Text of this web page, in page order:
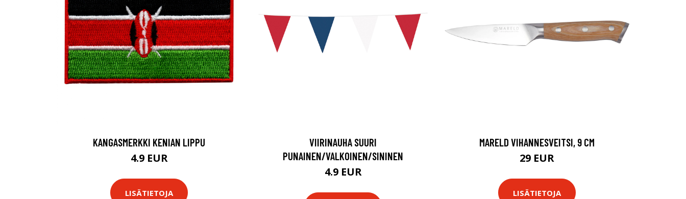
KANGASMERKKI KENIAN LIPPU
4.9 EUR
LISÄTIETOJA
VIIRINAUHA SUURI
PUNAINEN/VALKOINEN/SININEN
4.9 EUR
MARELD VIHANNESVEITSI, 9 CM
29 EUR
LISÄTIETOJA